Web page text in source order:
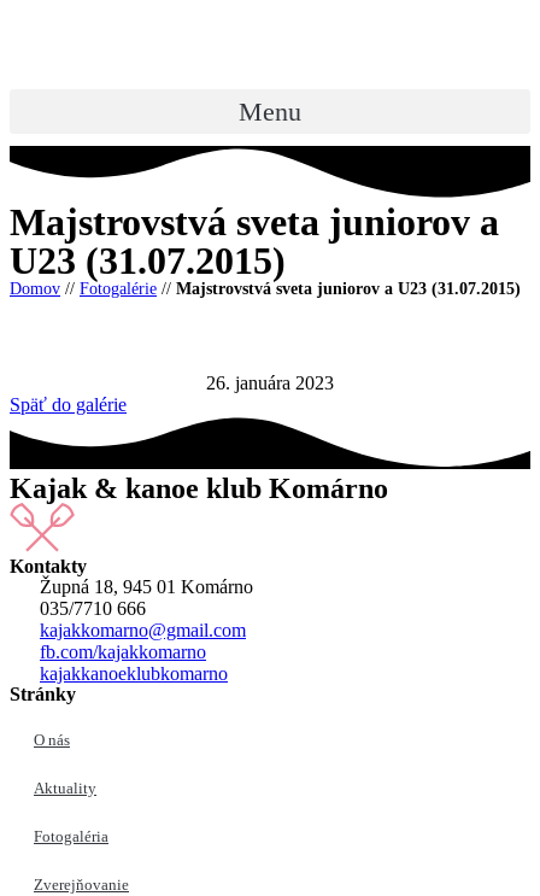
Menu
Majstrovstvá sveta juniorov a
U23 (31.07.2015)
Domov // Fotogalérie // Majstrovstvá sveta juniorov a U23 (31.07.2015)
26. januára 2023
Späť do galérie
Kajak & kanoe klub Komárno
Kontakty
Župná 18, 945 01 Komárno
035/7710 666
kajakkomarno@gmail.com
fb.com/kajakkomarno
kajakkanoeklubkomarno
Stránky
O nás
Aktuality
Fotogaléria
Zverejňovanie